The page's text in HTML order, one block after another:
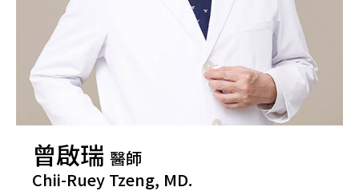
曾啟瑞醫師
Chii-Ruey Tzeng, MD.